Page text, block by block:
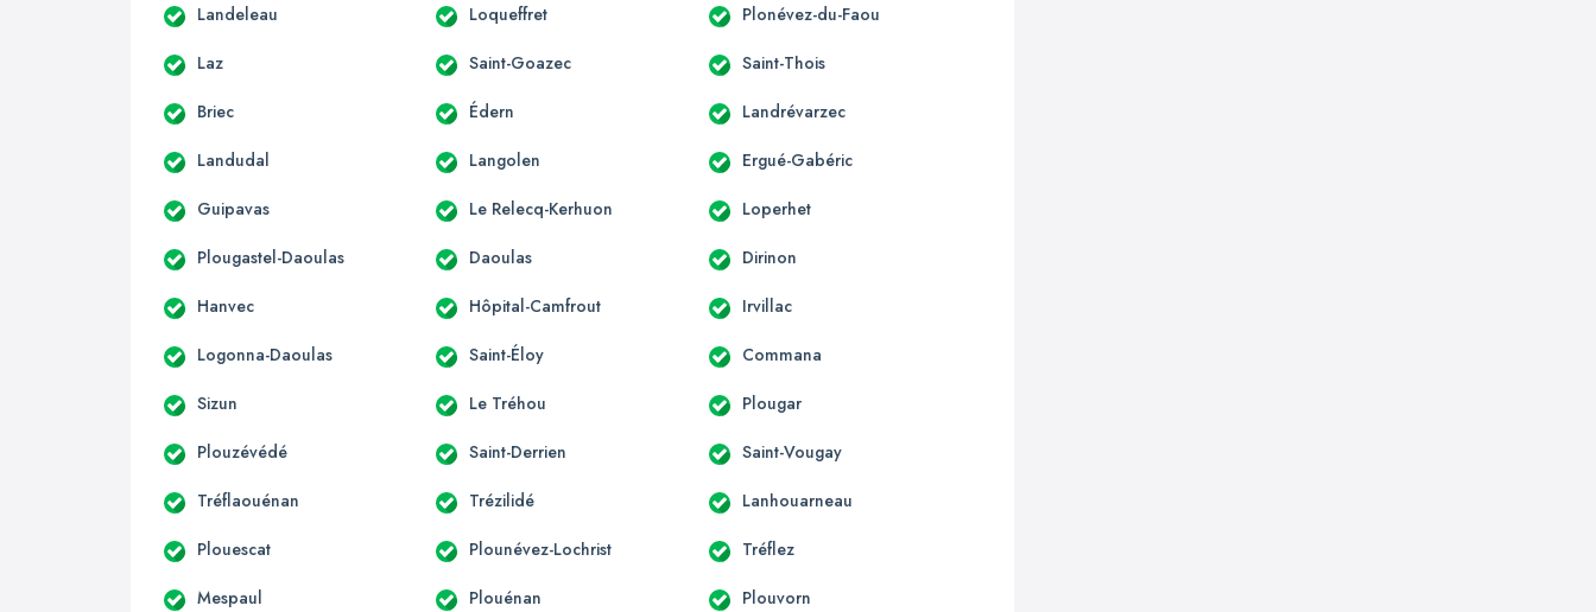
Landeleau Loqueffret Plonévez-du-Faou
Laz Saint-Goazec Saint-Thois
Briec Édern Landrévarzec
Landudal Langolen Ergué-Gabéric
Guipavas Le Relecq-Kerhuon Loperhet
Plougastel-Daoulas Daoulas Dirinon
Hanvec Hôpital-Camfrout Irvillac
Logonna-Daoulas Saint-Éloy Commana
Sizun Le Tréhou Plougar
Plouzévédé Saint-Derrien Saint-Vougay
Tréflaouénan Trézilidé Lanhouarneau
Plouescat Plounévez-Lochrist Tréflez
Mespaul Plouénan Plouvorn